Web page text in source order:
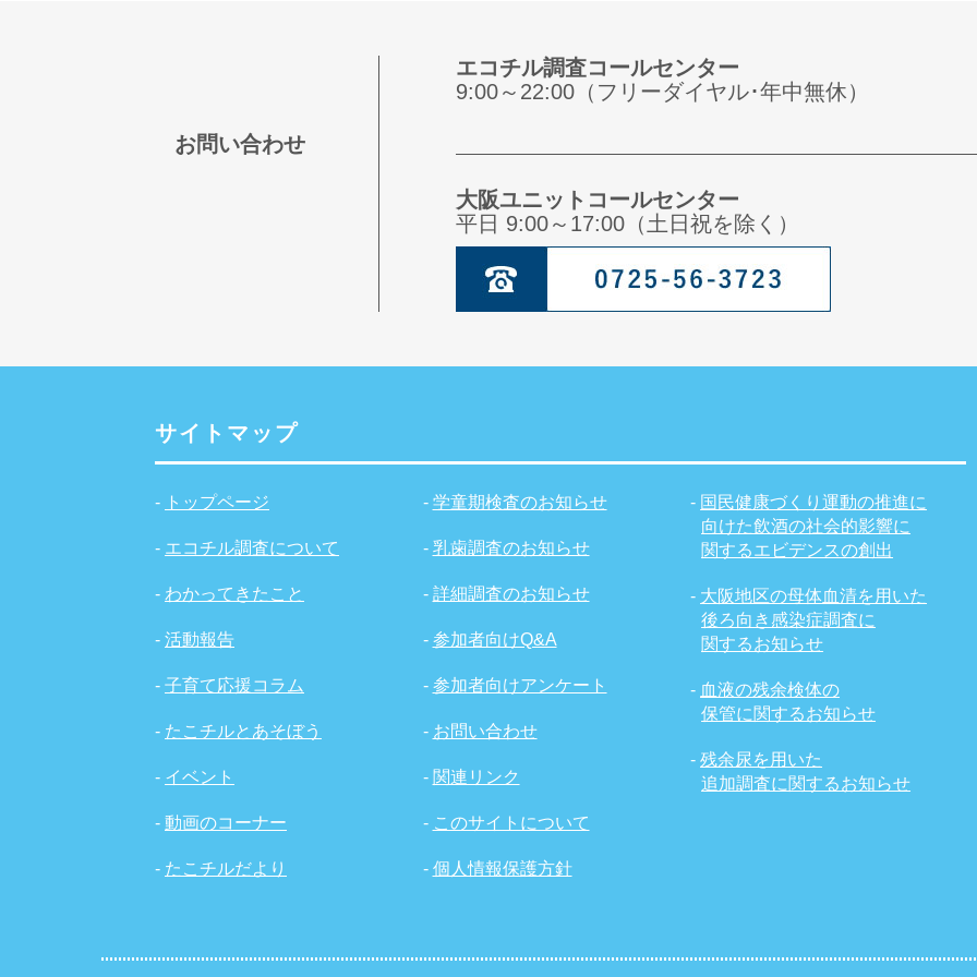
お問い合わせ
エコチル調査コールセンター
9:00～22:00（フリーダイヤル･年中無休）
大阪ユニットコールセンター
平日 9:00～17:00（土日祝を除く）
サイトマップ
- トップページ
- エコチル調査について
- わかってきたこと
- 活動報告
- 子育て応援コラム
- たこチルとあそぼう
- イベント
- 動画のコーナー
- たこチルだより
- 学童期検査のお知らせ
- 乳歯調査のお知らせ
- 詳細調査のお知らせ
- 参加者向けQ&A
- 参加者向けアンケート
- お問い合わせ
- 関連リンク
- このサイトについて
- 個人情報保護方針
- 国民健康づくり運動の推進に
向けた飲酒の社会的影響に
関するエビデンスの創出
- 大阪地区の母体血清を用いた
後ろ向き感染症調査に
関するお知らせ
- 血液の残余検体の
保管に関するお知らせ
-残余尿を用いた
追加調査に関するお知らせ